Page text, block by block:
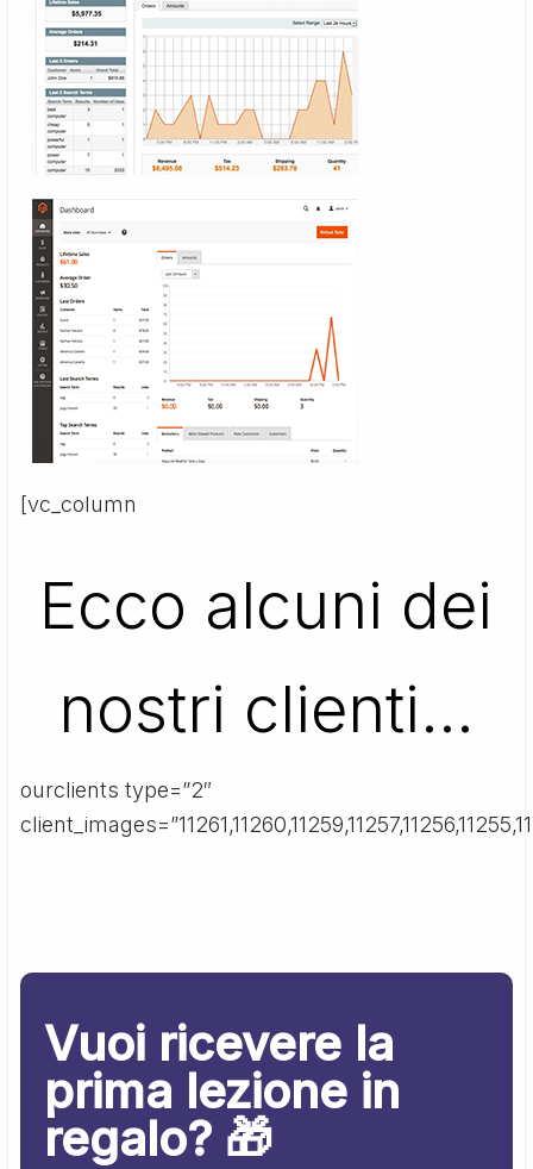
[vc_column
Ecco alcuni dei
nostri clienti…
ourclients type=”2″
Vuoi ricevere la
prima lezione in
regalo? 🎁